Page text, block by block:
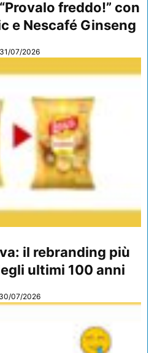
freddo!” con
e Nescafé Ginseng
31/07/2026
il rebranding più
ultimi 100 anni
30/07/2026